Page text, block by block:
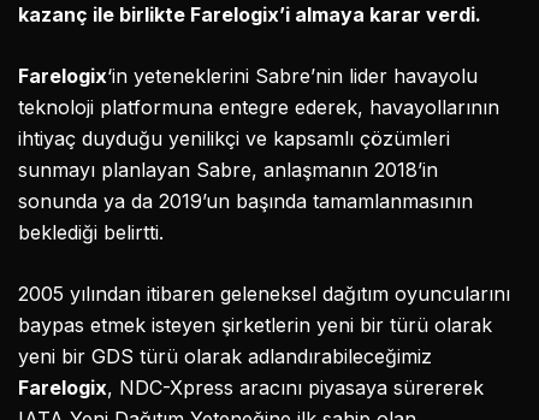
kazanç ile birlikte Farelogix’i almaya karar verdi.
Farelogix‘in yeteneklerini Sabre’nin lider havayolu
teknoloji platformuna entegre ederek, havayollarının
ihtiyaç duyduğu yenilikçi ve kapsamlı çözümleri
sunmayı planlayan Sabre, anlaşmanın 2018’in
sonunda ya da 2019’un başında tamamlanmasının
beklediği belirtti.
2005 yılından itibaren geleneksel dağıtım oyuncularını
baypas etmek isteyen şirketlerin yeni bir türü olarak
yeni bir GDS türü olarak adlandırabileceğimiz
Farelogix, NDC-Xpress aracını piyasaya sürererek